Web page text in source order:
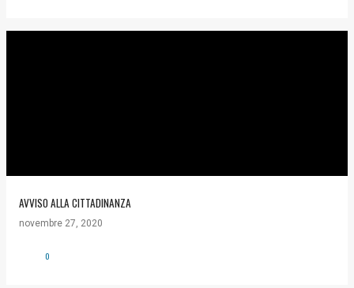
AVVISO ALLA CITTADINANZA
novembre 27, 2020
0